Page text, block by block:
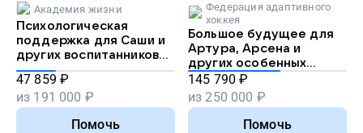
Академия жизни
Психологическая
поддержка для Саши и
других воспитанников
детдомов
47 859 ₽
из 191 000 ₽
Помочь
Федерация адаптивного
хоккея
Большое будущее для
Артура, Арсена и
других особенных
хоккеистов
145 790 ₽
из250 000 ₽
Помочь